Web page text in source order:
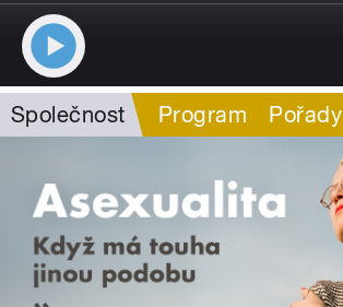
Společnost Program Pořady